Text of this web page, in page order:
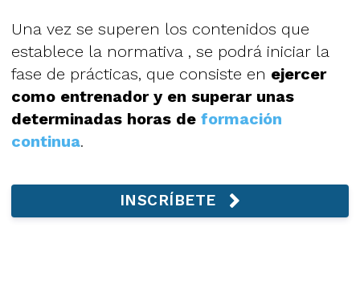
Una vez se superen los contenidos que
establece la normativa , se podrá iniciar la
fase de prácticas, que consiste en ejercer
como entrenador y en superar unas
determinadas horas de formación
continua.
INSCRÍBETE